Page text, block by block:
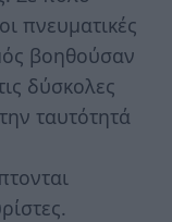
πνευματικές
βοηθούσαν
δύσκολες
ταυτότητά